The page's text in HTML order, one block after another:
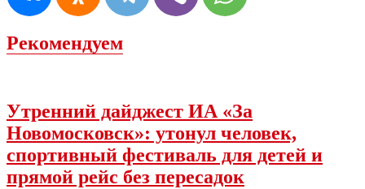
Рекомендуем
Утренний дайджест ИА «За
Новомосковск»: утонул человек,
спортивный фестиваль для детей и
прямой рейс без пересадок